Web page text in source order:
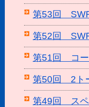
第53回
第52回
第51回 コー
第50回 2ト
第49回 ス